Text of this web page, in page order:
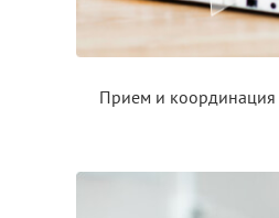
Прием и координация